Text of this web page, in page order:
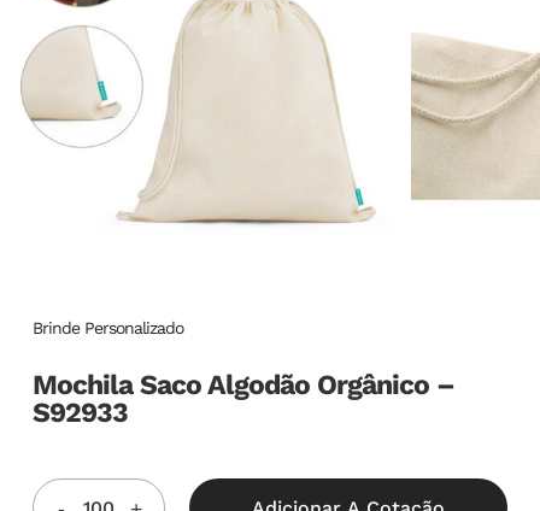
Brinde Personalizado
Mochila Saco Algodão Orgânico –
S92933